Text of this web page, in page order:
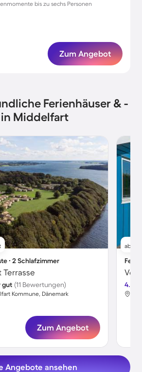
bis zu sechs Personen
Zum Angebot
Ferienhäuser & -
Middelfart
∙ 2 Schlafzimmer
Terrasse
gut (11 Bewertungen)
Kommune, Dänemark
Zum Angebot
ab
4.0
Angebote ansehen